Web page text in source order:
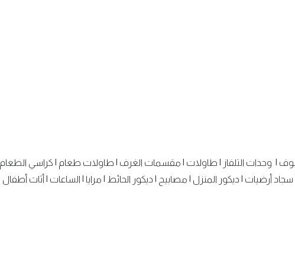
وحدات التلفاز طاولات مقسمات الغرف طاولات طعام كراسي الطعام
سجاد أرضيات ديكور المنزل مصابيح ديكور الحائط مرايا الساعات أثاث أطفال